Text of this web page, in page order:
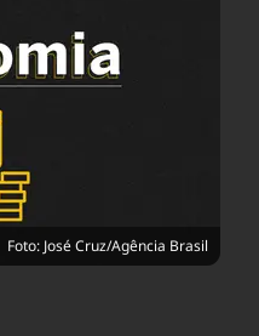
Podcast
Política
Saúde
Foto: José Cruz/Agência Brasil